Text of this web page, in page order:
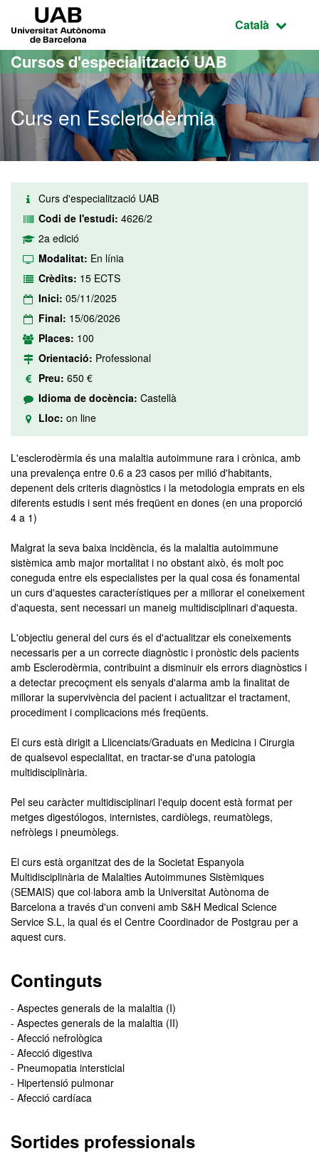
Ves al contingut principal
Ves a la navegació de la pàgina
Idioma
Català
Cursos d'especialització UAB
Curs en Esclerodèrmia
Curs d'especialització UAB
Codi de l'estudi: 4626/2
2a edició
Modalitat: En línia
Crèdits: 15 ECTS
Inici: 05/11/2025
Final: 15/06/2026
Places: 100
Orientació: Professional
Preu: 650 €
Idioma de docència: Castellà
Lloc: on line
L'esclerodèrmia és una malaltia autoimmune rara i crònica, amb
una prevalença entre 0.6 a 23 casos per milió d'habitants,
depenent dels criteris diagnòstics i la metodologia emprats en els
diferents estudis i sent més freqüent en dones (en una proporció
4 a 1)
Malgrat la seva baixa incidència, és la malaltia autoimmune
sistèmica amb major mortalitat i no obstant això, és molt poc
coneguda entre els especialistes per la qual cosa és fonamental
un curs d'aquestes característiques per a millorar el coneixement
d'aquesta, sent necessari un maneig multidisciplinari d'aquesta.
L'objectiu general del curs és el d'actualitzar els coneixements
necessaris per a un correcte diagnòstic i pronòstic dels pacients
amb Esclerodèrmia, contribuint a disminuir els errors diagnòstics i
a detectar precoçment els senyals d'alarma amb la finalitat de
millorar la supervivència del pacient i actualitzar el tractament,
procediment i complicacions més freqüents.
El curs està dirigit a Llicenciats/Graduats en Medicina i Cirurgia
de qualsevol especialitat, en tractar-se d'una patologia
multidisciplinària.
Pel seu caràcter multidisciplinari l'equip docent està format per
metges digestólogos, internistes, cardiòlegs, reumatòlegs,
nefròlegs i pneumòlegs.
El curs està organitzat des de la Societat Espanyola
Multidisciplinària de Malalties Autoimmunes Sistèmiques
(SEMAIS) que col·labora amb la Universitat Autònoma de
Barcelona a través d'un conveni amb S&H Medical Science
Service S.L, la qual és el Centre Coordinador de Postgrau per a
aquest curs.
Continguts
- Aspectes generals de la malaltia (I)
- Aspectes generals de la malaltia (II)
- Afecció nefrològica
- Afecció digestiva
- Pneumopatia intersticial
- Hipertensió pulmonar
- Afecció cardíaca
Sortides professionals